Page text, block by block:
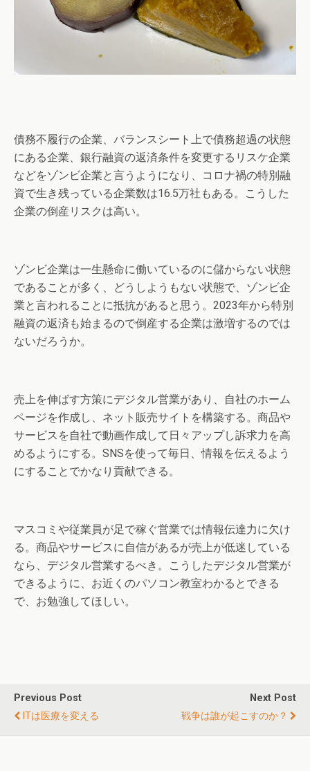
債務不履行の企業、バランスシート上で債務超過の状態
にある企業、銀行融資の返済条件を変更するリスケ企業
などをゾンビ企業と言うようになり、コロナ禍の特別融
資で生き残っている企業数は16.5万社もある。こうした
企業の倒産リスクは高い。
ゾンビ企業は一生懸命に働いているのに儲からない状態
であることが多く、どうしようもない状態で、ゾンビ企
業と言われることに抵抗があると思う。2023年から特別
融資の返済も始まるので倒産する企業は激増するのでは
ないだろうか。
売上を伸ばす方策にデジタル営業があり、自社のホーム
ページを作成し、ネット販売サイトを構築する。商品や
サービスを自社で動画作成して日々アップし訴求力を高
めるようにする。SNSを使って毎日、情報を伝えるよう
にすることでかなり貢献できる。
マスコミや従業員が足で稼ぐ営業では情報伝達力に欠け
る。商品やサービスに自信があるが売上が低迷している
なら、デジタル営業するべき。こうしたデジタル営業が
できるように、お近くのパソコン教室わかるとできる
で、お勉強してほしい。
Previous Post
ITは医療を変える
Next Post
戦争は誰が起こすのか？